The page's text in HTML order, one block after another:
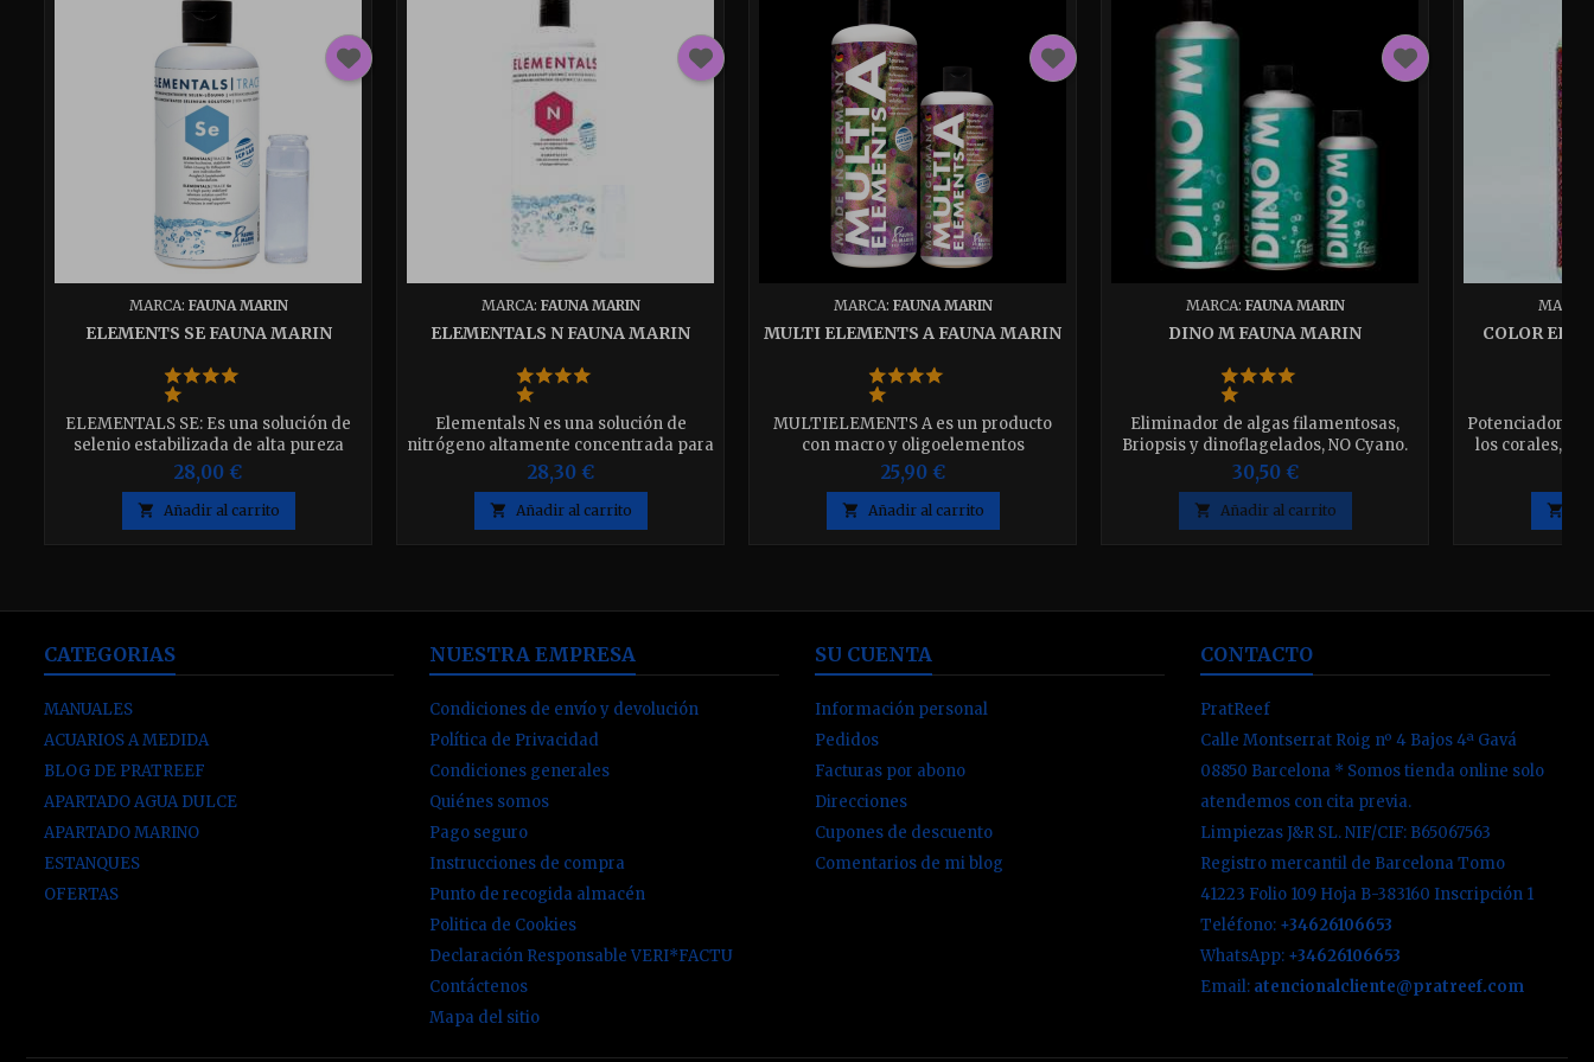
MARCA: FAUNA MARIN
ELEMENTS SE FAUNA MARIN
ELEMENTALS SE: Es una solución de
selenio estabilizada de alta pureza
utilizada para compensar las
deficiencias de selenio en acuarios de
arrecife. envase de 250ml
28,00 €
 Añadir al carrito
MARCA: FAUNA MARIN
ELEMENTALS N FAUNA MARIN
Elementals N es una solución de
nitrógeno altamente concentrada para
acuarios de agua salada para la
compensación individual de los déficit
de nitrógeno existentes.Elementals N
consiste en una mezcla de nitrógeno y
28,30 €
 Añadir al carrito
MARCA: FAUNA MARIN
MULTI ELEMENTS A FAUNA MARIN
MULTIELEMENTS A es un producto
con macro y oligoelementos
especiales desarrollado
específicamente para el uso
complementario con reactores de
calcio o métodos de adición de dos
25,90 €
 Añadir al carrito
MARCA: FAUNA MARIN
DINO M FAUNA MARIN
Eliminador de algas filamentosas,
Briopsis y dinoflagelados, NO Cyano.
Disponible en 250ml-500ml-1000ml
elija el que desee
30,50 €
 Añadir al carrito
COLOR
Potenciador de
los corales,
efecto
Disponible en
elija

CATEGORIAS
MANUALES
ACUARIOS A MEDIDA
BLOG DE PRATREEF
APARTADO AGUA DULCE
APARTADO MARINO
ESTANQUES
OFERTAS
NUESTRA EMPRESA
Condiciones de envío y devolución
Política de Privacidad
Condiciones generales
Quiénes somos
Pago seguro
Instrucciones de compra
Punto de recogida almacén
Politica de Cookies
Declaración Responsable VERI*FACTU
Contáctenos
Mapa del sitio
SU CUENTA
Información personal
Pedidos
Facturas por abono
Direcciones
Cupones de descuento
Comentarios de mi blog
CONTACTO
PratReef
Calle Montserrat Roig nº 4 Bajos 4ª Gavá
08850 Barcelona * Somos tienda online solo
atendemos con cita previa.
Limpiezas J&R SL. NIF/CIF: B65067563
Registro mercantil de Barcelona Tomo
41223 Folio 109 Hoja B-383160 Inscripción 1
Teléfono: +34626106653
WhatsApp: +34626106653
Email: atencionalcliente@pratreef.com